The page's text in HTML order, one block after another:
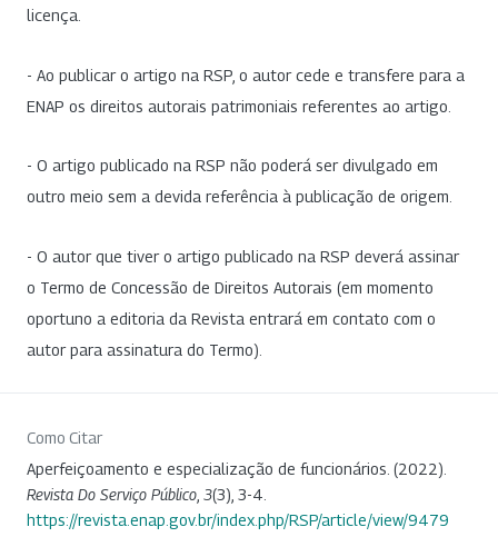
licença.
- Ao publicar o artigo na RSP, o autor cede e transfere para a
ENAP os direitos autorais patrimoniais referentes ao artigo.
- O artigo publicado na RSP não poderá ser divulgado em
outro meio sem a devida referência à publicação de origem.
- O autor que tiver o artigo publicado na RSP deverá assinar
o Termo de Concessão de Direitos Autorais (em momento
oportuno a editoria da Revista entrará em contato com o
autor para assinatura do Termo).
Como Citar
Aperfeiçoamento e especialização de funcionários. (2022).
Revista Do Serviço Público 3(3), 3-4.
https://revista.enap.gov.br/index.php/RSP/article/view/9479